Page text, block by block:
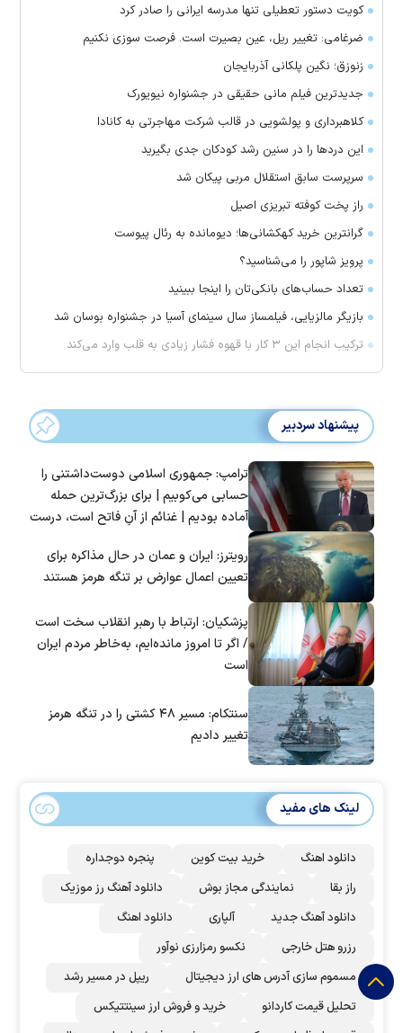
کویت دستور تعطیلی تنها مدرسه ایرانی را صادر کرد
ضرغامی: تغییر ریل، عین بصیرت است. فرصت سوزی نکنیم
زنوزق؛ نگین پلکانی آذربایجان
جدیدترین فیلم مانی حقیقی در جشنواره نیویورک
کلاهبرداری و پولشویی در قالب شرکت مهاجرتی به کانادا
این درد‌ها را در سنین رشد کودکان جدی بگیرید
سرپرست سابق استقلال مربی پیکان شد
راز پخت کوفته تبریزی اصیل
گرانترین خرید کهکشانی‌ها؛ دیومانده به رئال پیوست
پرویز شاپور را می‌شناسید؟
تعداد حساب‌های بانکی‌تان را اینجا ببینید
بازیگر مالزیایی، فیلمساز سال سینمای آسیا در جشنواره بوسان شد
ترکیب انجام این ۳ کار با قهوه فشار زیادی به قلب وارد می‌کند
پیشنهاد سردبیر
ترامپ: جمهوری اسلامی دوست‌داشتنی را
حسابی می‌کوبیم | برای بزرگ‌ترین حمله
آماده بودیم | غنائم از آنِ فاتح است، درست
رویترز: ایران و عمان در حال مذاکره برای
تعیین اعمال عوارض بر تنگه هرمز هستند
پزشکیان: ارتباط با رهبر انقلاب سخت است
/ اگر تا امروز مانده‌ایم، به‌خاطر مردم ایران
است
سنتکام: مسیر ۴۸ کشتی را در تنگه هرمز
تغییر دادیم
لینک های مفید
دانلود اهنگ خرید بیت کوین
پنجره دوجداره
راز بقا
نمایندگی مجاز بوش
دانلود آهنگ رز‌ موزیک
دانلود آهنگ جدید
آلپاری
دانلود اهنگ
رزرو هتل خارجی
نکسو رمزارزی نوآور
مسموم سازی آدرس های ارز دیجیتال
ریپل در مسیر رشد
تحلیل قیمت کاردانو
خرید و فروش ارز سینتتیکس